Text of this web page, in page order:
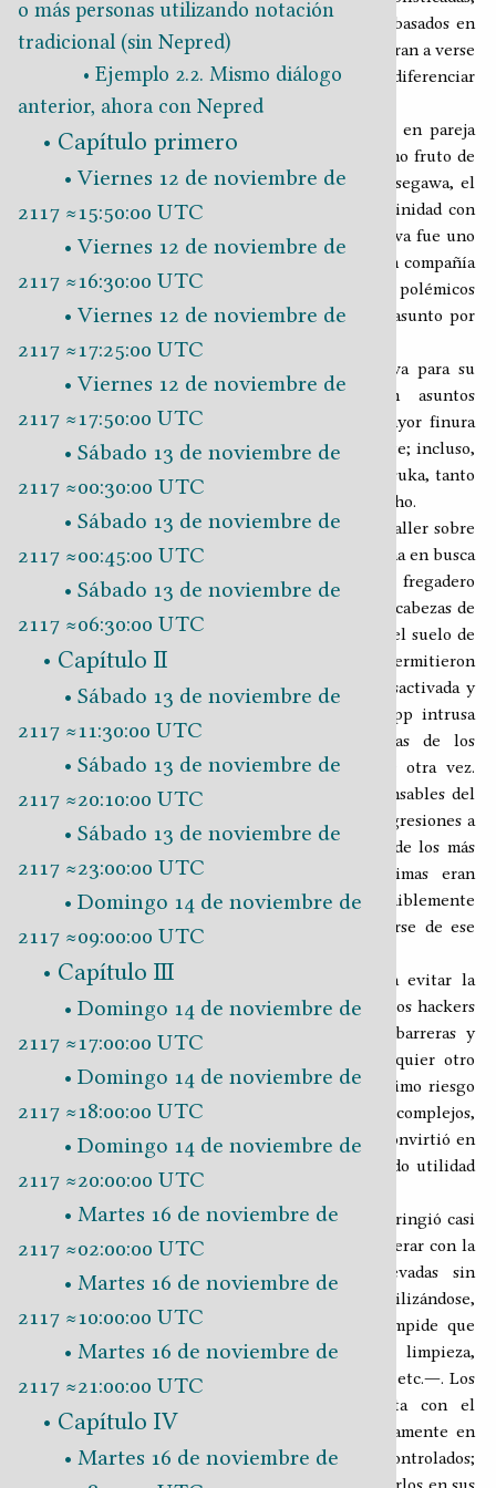
o más personas utilizando notación
tradicional (sin Nepred)
Ejemplo 2.2. Mismo diálogo
anterior, ahora con Nepred
Capítulo primero
Viernes 12 de noviembre de
2117 ≈15:50:00 UTC
Viernes 12 de noviembre de
2117 ≈16:30:00 UTC
Viernes 12 de noviembre de
2117 ≈17:25:00 UTC
Viernes 12 de noviembre de
2117 ≈17:50:00 UTC
Sábado 13 de noviembre de
2117 ≈00:30:00 UTC
Sábado 13 de noviembre de
2117 ≈00:45:00 UTC
Sábado 13 de noviembre de
2117 ≈06:30:00 UTC
Capítulo II
Sábado 13 de noviembre de
2117 ≈11:30:00 UTC
Sábado 13 de noviembre de
2117 ≈20:10:00 UTC
Sábado 13 de noviembre de
2117 ≈23:00:00 UTC
Domingo 14 de noviembre de
2117 ≈09:00:00 UTC
Capítulo III
Domingo 14 de noviembre de
2117 ≈17:00:00 UTC
Domingo 14 de noviembre de
2117 ≈18:00:00 UTC
Domingo 14 de noviembre de
2117 ≈20:00:00 UTC
Martes 16 de noviembre de
2117 ≈02:00:00 UTC
Martes 16 de noviembre de
2117 ≈10:00:00 UTC
Martes 16 de noviembre de
2117 ≈21:00:00 UTC
Capítulo IV
Martes 16 de noviembre de
eso aunado al desarrollo de los sistemas motores basados en
nanotecnología, permitió que en pocos años llegaran a verse
con regularidad robots humanoides difíciles de diferenciar
de las personas.
Yosuke Hasegawa y Asuka Nakajima se unieron en pareja
después de que ella enviudó y él se divorció. Como fruto de
esta unión otoñal, nació su única hija, Asuka Hasegawa, el
16 de abril de 2063, en Osaka. En virtud de su afinidad con
las tecnologías de punta, el hogar de los Hasegawa fue uno
de los primeros en los que se hizo vida regular en compañía
de robots humanoides, pese a los múltiples y polémicos
debates éticos que se desarrollaban en torno al asunto por
aquellos días.
Momo es el nombre que eligieron los Hasegawa para su
androide hogareño. Dada su experticia en asuntos
informáticos, la pareja logró ajustarlo con la mayor finura
posible hasta convertirlo en un utilísimo asistente; incluso,
el androide ayudó con la crianza de la pequeña Asuka, tanto
como cualquier familiar cercano pudo haberlo hecho.
Un día de septiembre de 2078, al regresar de un taller sobre
sistemas operativos, la joven Asuka pasó a la cocina en busca
de su madre y lo que encontró fue a Momo en el fregadero
de manera frenética las recién arrancadas cabezas de
sus padres, cuyos cuerpos decapitados yacían en el suelo de
su habitación. Las investigaciones del caso permitieron
establecer que la SCApp de Momo había sido desactivada y
reemplazada mediante un nanoinjerto 1 , la SCApp intrusa
estaba programada para
las cabezas de los
propietarios del androide, lavarlas einstalarlas
otra vez.
Nunca se supo quién o quiénes fueron los responsables del
atentado y, si bien ese no fue el único caso de agresiones a
través de robots, ese de los Hasegawa fue uno de los más
sonados sucesos de esa índole pues las víctimas eran
expertas en informática, personas que presumiblemente
tenían la capacidad y los recursos para protegerse de ese
tipo de ataque.
Si bien se diseñó toda clase de artilugios para evitar la
inserción de nanoinjertos en sistemas robóticos, los hackers
siempre encontraron métodos para evadir las barreras y
tomar el control de androides, genoides o cualquier otro
tipo de robot. Entonces se hizo evidente el altísimo riesgo
asociado a la posesión de sistemas robóticos complejos,
incluso, el mantenimiento de estos aparatos se convirtió en
una tarea tan engorrosa que terminaron perdiendo utilidad
para la mayoría de las personas.
A partir de entonces el uso de las SCApps se restringió casi
del todo al espacio apofísico, donde se pueden operar con la
seguridad de que no serán alteradas o relevadas sin
autorización. Los robots siguen utilizándose,
principalmente aquellos cuya capacidad física impide que
puedan dañar personas ―pequeños robots de limpieza,
sistemas robóticos sin capacidad para desplazarse, etc.―. Los
androides, ginoides y cualquier otro autómata con el
potencial físico para causar daño se utilizan solamente en
situaciones muy específicas y en entornos muy controlados;